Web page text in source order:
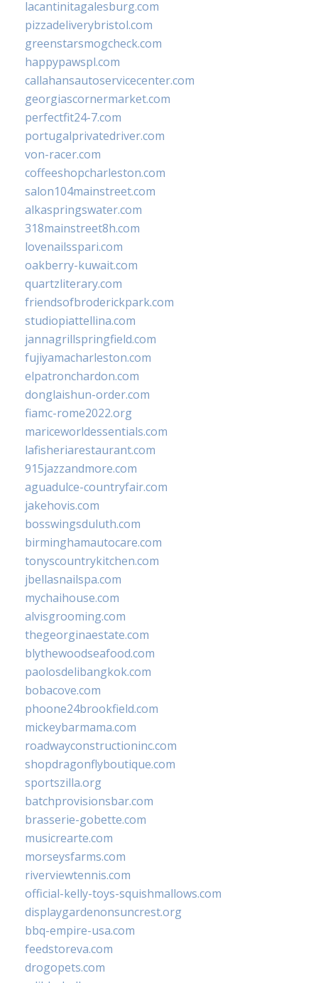
lacantinitagalesburg.com
pizzadeliverybristol.com
greenstarsmogcheck.com
happypawspl.com
callahansautoservicecenter.com
georgiascornermarket.com
perfectfit24-7.com
portugalprivatedriver.com
von-racer.com
coffeeshopcharleston.com
salon104mainstreet.com
alkaspringswater.com
318mainstreet8h.com
lovenailsspari.com
oakberry-kuwait.com
quartzliterary.com
friendsofbroderickpark.com
studiopiattellina.com
jannagrillspringfield.com
fujiyamacharleston.com
elpatronchardon.com
donglaishun-order.com
fiamc-rome2022.org
mariceworldessentials.com
lafisheriarestaurant.com
915jazzandmore.com
aguadulce-countryfair.com
jakehovis.com
bosswingsduluth.com
birminghamautocare.com
tonyscountrykitchen.com
jbellasnailspa.com
mychaihouse.com
alvisgrooming.com
thegeorginaestate.com
blythewoodseafood.com
paolosdelibangkok.com
bobacove.com
phoone24brookfield.com
mickeybarmama.com
roadwayconstructioninc.com
shopdragonflyboutique.com
sportszilla.org
batchprovisionsbar.com
brasserie-gobette.com
musicrearte.com
morseysfarms.com
riverviewtennis.com
official-kelly-toys-squishmallows.com
displaygardenonsuncrest.org
bbq-empire-usa.com
feedstoreva.com
drogopets.com